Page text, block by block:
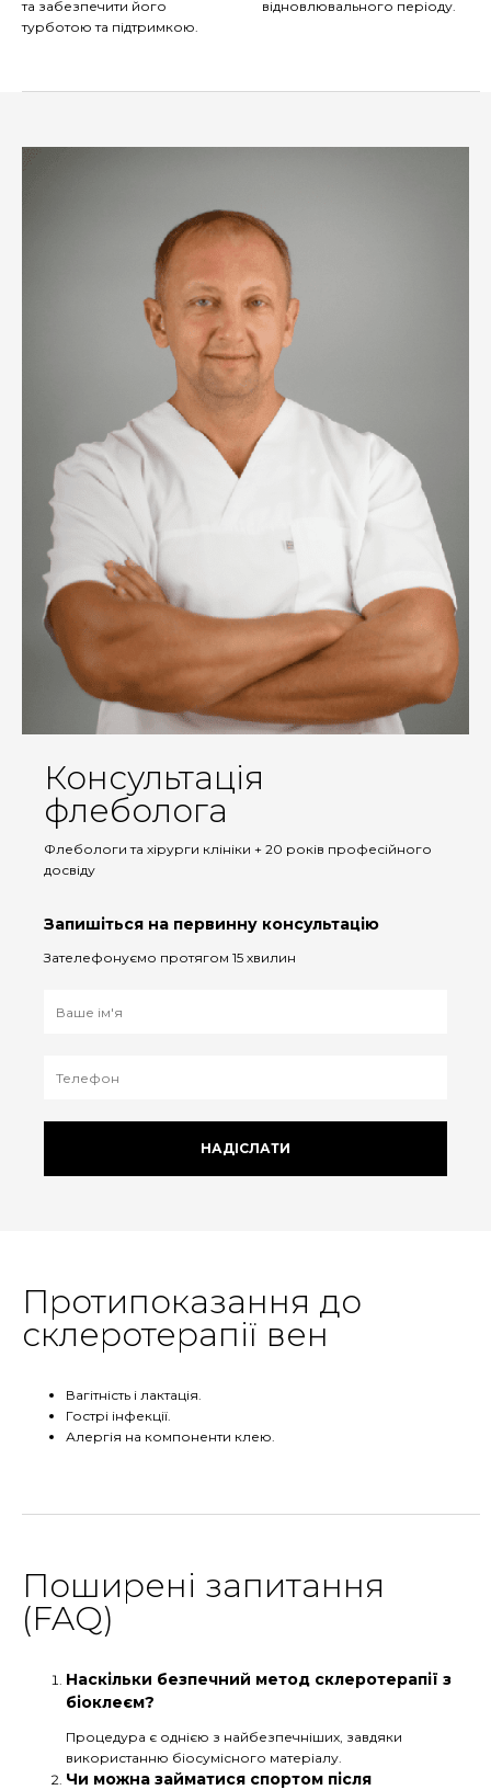
та забезпечити його
турботою та підтримкою.
відновлювального періоду.
Консультація
флеболога
Флебологи та хірурги клініки + 20 років професійного
досвіду
Запишіться на первинну консультацію
Зателефонуємо протягом 15 хвилин
НАДІСЛАТИ
Протипоказання до
склеротерапії вен
Вагітність і лактація.
Гострі інфекції.
Алергія на компоненти клею.
Поширені запитання
(FAQ)
Наскільки безпечний метод склеротерапії з
біоклеєм?
Процедура є однією з найбезпечніших, завдяки
використанню біосумісного матеріалу.
Чи можна займатися спортом після